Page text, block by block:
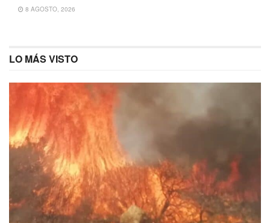
8 AGOSTO, 2026
LO MÁS VISTO